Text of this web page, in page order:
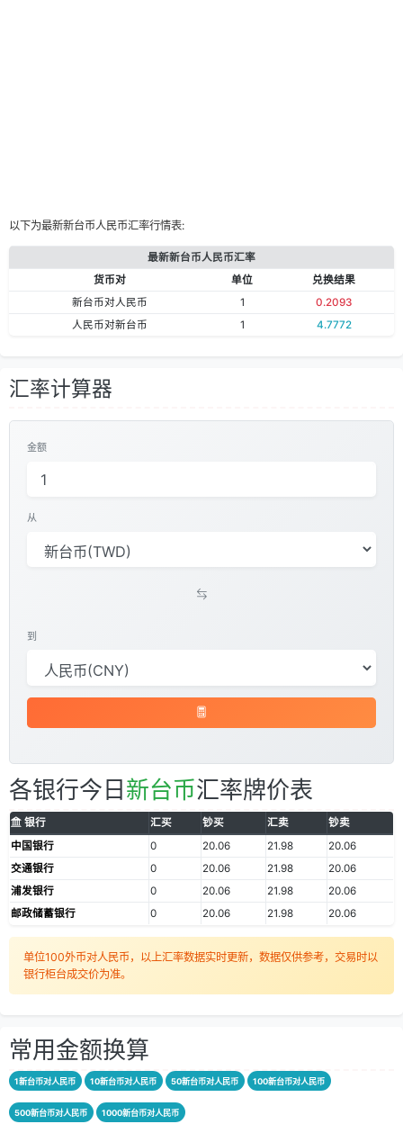
以下为最新新台币人民币汇率行情表:
最新新台币人民币汇率
货币对
单位
兑换结果
新台币对人民币
1
0.2093
人民币对新台币
1 4.7772
汇率计算器
金额
从
到
各银行今日 新台币汇率牌价表
银行 汇买 钞买 汇卖
钞卖
中国银行
0 20.06 21.98
20.06
交通银行
0 20.06 21.98
20.06
浦发银行
0 20.06 21.98
20.06
邮政储蓄银行
0 20.06 21.98 20.06
单位100外币对人民币，以上汇率数据实时更新，数据仅供参考，交易时以
银行柜台成交价为准。
常用金额换算
1新台币对人民币 10新台币对人民币 50新台币对人民币 100新台币对人民币
500新台币对人民币 1000新台币对人民币